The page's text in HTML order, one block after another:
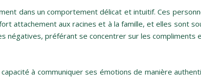
dans un comportement délicat et intuitif. Ces
attachement aux racines et à la famille, et elles sont
négatives, préférant se concentrer sur les compliments
capacité à communiquer ses émotions de manière